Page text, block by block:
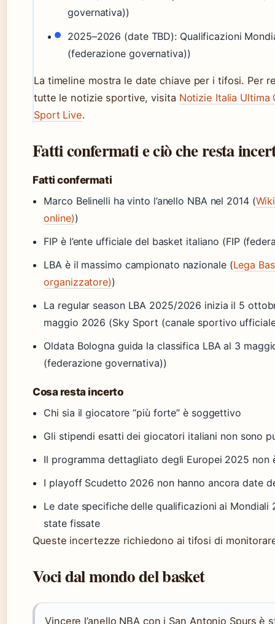
governativa))
2025–2026 (date TBD): Qualificazioni
(federazione governativa))
La timeline mostra le date chiave per i tifosi. Per
tutte le notizie sportive, visita Notizie Italia Ultima
Sport Live.
Fatti confermati e ciò che resta
Fatti confermati
Marco Belinelli ha vinto l’anello NBA nel 2014 (
online))
FIP è l’ente ufficiale del basket italiano (FIP
LBA è il massimo campionato nazionale (Lega
organizzatore))
La regular season LBA 2025/2026 inizia il 5
maggio 2026 (Sky Sport (canale sportivo
Oldata Bologna guida la classifica LBA al 3
(federazione governativa))
Cosa resta incerto
Chi sia il giocatore “più forte” è soggettivo
Gli stipendi esatti dei giocatori italiani non sono
Il programma dettagliato degli Europei 2025 non
I playoff Scudetto 2026 non hanno ancora date
Le date specifiche delle qualificazioni ai Mondiali
state fissate
Queste incertezze richiedono ai tifosi di
Voci dal mondo del basket
Vincere l’anello NBA con i San Antonio Spurs è